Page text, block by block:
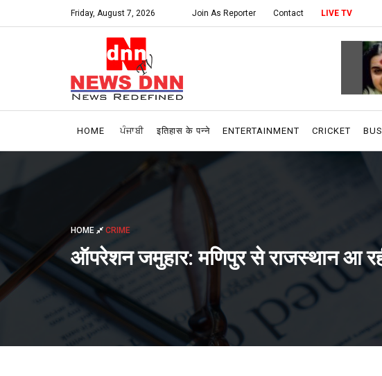
Friday, August 7, 2026 Join As Reporter Contact LIVE TV
HOME ਪੰਜਾਬੀ इतिहास के पन्ने ENTERTAINMENT CRICKET
HOME CRIME
ऑपरेशन जमुहार: मणिपुर से राजस्थान आ